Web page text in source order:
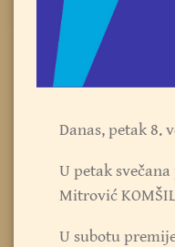
Danas, petak 8.
U petak
Mitrović
U subotu